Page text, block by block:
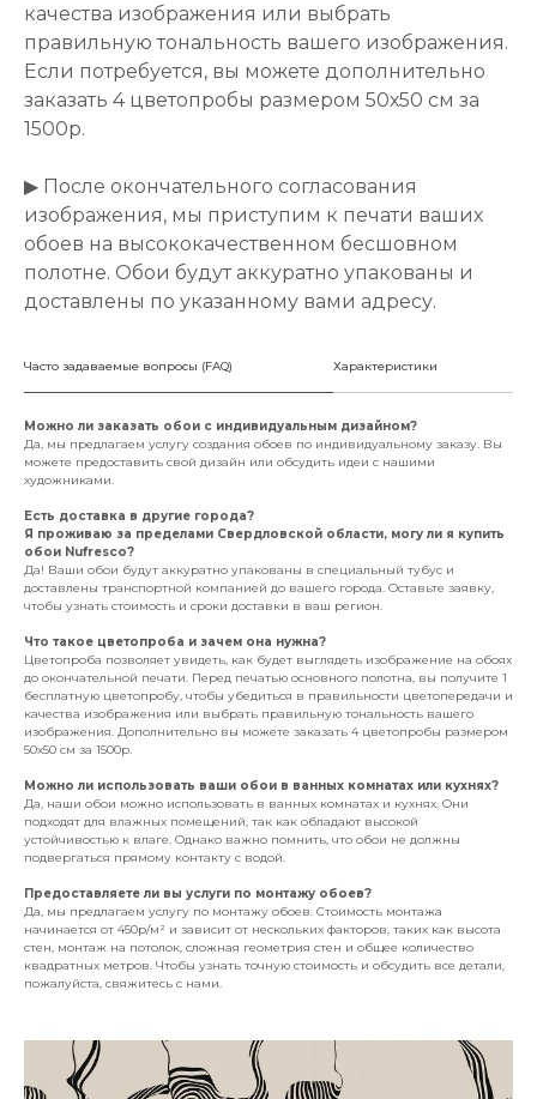
качества изображения или выбрать
правильную тональность вашего изображения.
Если потребуется, вы можете дополнительно
заказать 4 цветопробы размером 50х50 см за
1500р.
▶ После окончательного согласования
изображения, мы приступим к печати ваших
обоев на высококачественном бесшовном
полотне. Обои будут аккуратно упакованы и
доставлены по указанному вами адресу.
Часто задаваемые вопросы (FAQ) Характеристики
Можно ли заказать обои с индивидуальным дизайном?
Да, мы предлагаем услугу создания обоев по индивидуальному заказу. Вы
можете предоставить свой дизайн или обсудить идеи с нашими
художниками.
Есть доставка в другие города?
Я проживаю за пределами Свердловской области, могу ли я купить
обои Nufresco?
Да! Ваши обои будут аккуратно упакованы в специальный тубус и
доставлены транспортной компанией до вашего города. Оставьте заявку,
чтобы узнать стоимость и сроки доставки в ваш регион.
Что такое цветопроба и зачем она нужна?
Цветопроба позволяет увидеть, как будет выглядеть изображение на обоях
до окончательной печати. Перед печатью основного полотна, вы получите 1
бесплатную цветопробу, чтобы убедиться в правильности цветопередачи и
качества изображения или выбрать правильную тональность вашего
изображения. Дополнительно вы можете заказать 4 цветопробы размером
50х50 см за 1500р.
Можно ли использовать ваши обои в ванных комнатах или кухнях?
Да, наши обои можно использовать в ванных комнатах и кухнях. Они
подходят для влажных помещений, так как обладают высокой
устойчивостью к влаге. Однако важно помнить, что обои не должны
подвергаться прямому контакту с водой.
Предоставляете ли вы услуги по монтажу обоев?
Да, мы предлагаем услугу по монтажу обоев. Стоимость монтажа
начинается от 450р/м² и зависит от нескольких факторов, таких как высота
стен, монтаж на потолок, сложная геометрия стен и общее количество
квадратных метров. Чтобы узнать точную стоимость и обсудить все детали,
пожалуйста, свяжитесь с нами.